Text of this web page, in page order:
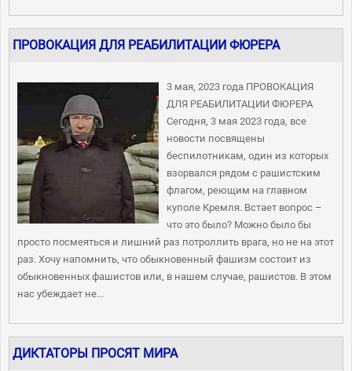
ПРОВОКАЦИЯ ДЛЯ РЕАБИЛИТАЦИИ ФЮРЕРА
3 мая, 2023 года ПРОВОКАЦИЯ
ДЛЯ РЕАБИЛИТАЦИИ ФЮРЕРА
Сегодня, 3 мая 2023 года, все
новости посвящены
беспилотникам, один из которых
взорвался рядом с рашистским
флагом, реющим на главном
куполе Кремля. Встает вопрос –
что это было? Можно было бы
просто посмеяться и лишний раз потроллить врага, но не на этот
раз. Хочу напомнить, что обыкновенный фашизм состоит из
обыкновенных фашистов или, в нашем случае, рашистов. В этом
нас убеждает не...
ДИКТАТОРЫ ПРОСЯТ МИРА